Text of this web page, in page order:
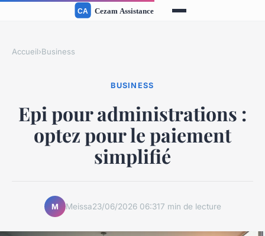
Accueil›Business
BUSINESS
Epi pour administrations :
optez pour le paiement
simplifié
M Meissa23/06/2026 06:317 min de lecture